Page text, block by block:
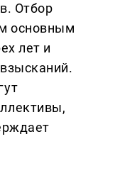
Отбор
основным
лет и